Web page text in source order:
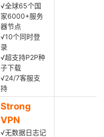
√全球65个国
家6000+服务
器节点
√10个同时登
录
√超支持P2P种
子下载
√24/7客服支
持
Strong
VPN
√无数据日志记